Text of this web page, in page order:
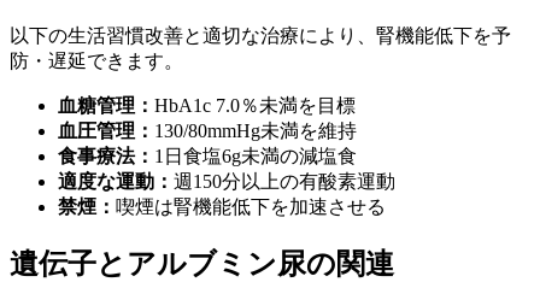
以下の生活習慣改善と適切な治療により、腎機能低下を予
防・遅延できます。
血糖管理： HbA1c 7.0％未満を目標
血圧管理： 130/80mmHg未満を維持
食事療法： 1日食塩6g未満の減塩食
適度な運動： 週150分以上の有酸素運動
禁煙： 喫煙は腎機能低下を加速させる
遺伝子とアルブミン尿の関連